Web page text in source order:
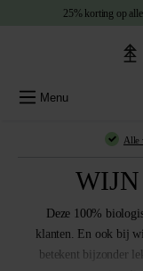
25% korting op
Menu
Alle
Deze 100%
klanten. En ook bij
betekent bijzonder